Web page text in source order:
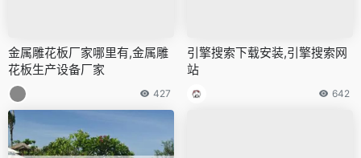
金属雕花板厂家哪里有,金属雕
花板生产设备厂家
427
引擎搜索下载安装,引擎搜索网
站
642